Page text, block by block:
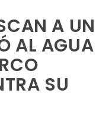
A UN
AL AGUA
SU